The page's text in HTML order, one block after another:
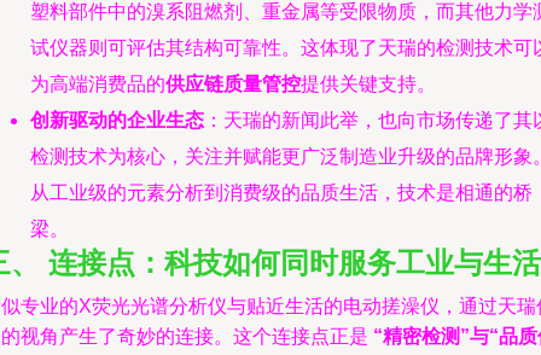
塑料部件中的溴系阻燃剂、重金属等受限物质，而其他力学
试仪器则可评估其结构可靠性。这体现了天瑞的检测技术可
为高端消费品的供应链质量管控提供关键支持。
创新驱动的企业生态 ：天瑞的新闻此举，也向市场传递了其
检测技术为核心，关注并赋能更广泛制造业升级的品牌形象
从工业级的元素分析到消费级的品质生活，技术是相通的桥
梁。
、 连接点：科技如何同时服务工业与生活
专业的X荧光光谱分析仪与贴近生活的电动搓澡仪，通过天瑞
视角产生了奇妙的连接。这个连接点正是 “精密检测”与“品